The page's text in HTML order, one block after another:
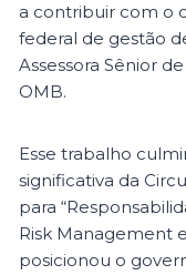
a contribuir com o
federal de gestão
Assessora Sênior
OMB.
Esse trabalho
significativa da
para
Risk Management
posicionou o